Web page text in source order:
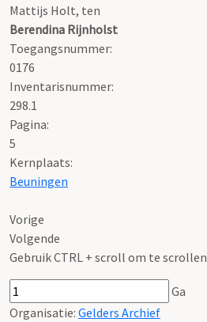
Mattijs Holt, ten
Berendina Rijnholst
Toegangsnummer:
0176
Inventarisnummer:
298.1
Pagina:
5
Kernplaats:
Beuningen
Vorige
Volgende
Gebruik CTRL + scroll om te scrollen
Ga
Organisatie: Gelders Archief